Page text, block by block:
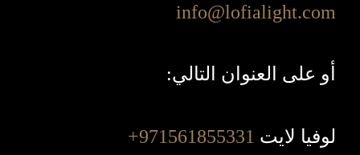
info@lofialight.com
أو على العنوان التالي:
لوفيا لايت 971561855331+